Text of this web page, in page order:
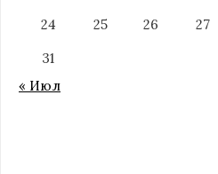
24
25 26 27
31
« Июл